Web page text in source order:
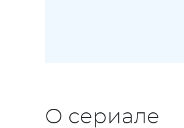
О сериале